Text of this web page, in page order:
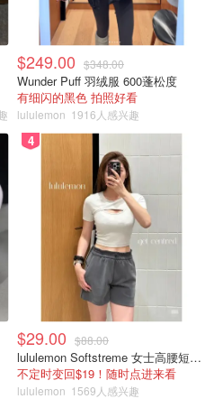
队伍参加这项具有里程碑意
闹的节日氛围以及全新内
！
、由 Glory Days Brewing 赞
Market 的美味佳肴。
一年，庆祝我们20年来的精彩
力，带上你的桨，让我们一
欢+⭐收藏+📣分享哦~
$249.00 $348.00
Wunder Puff 羽绒服 600蓬松度
有细闪的黑色 拍照好看
lululemon 1916人感兴趣
4
$29.00 $88.00
lululemon Softstreme 女士高腰短裤 10cm
不定时变回$19！随时点进来看
lululemon 1569人感兴趣